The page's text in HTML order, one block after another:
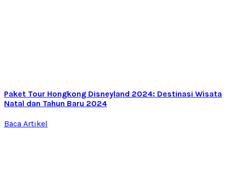
Paket Tour Hongkong Disneyland 2024: Destinasi Wisata
Natal dan Tahun Baru 2024
Baca Artikel